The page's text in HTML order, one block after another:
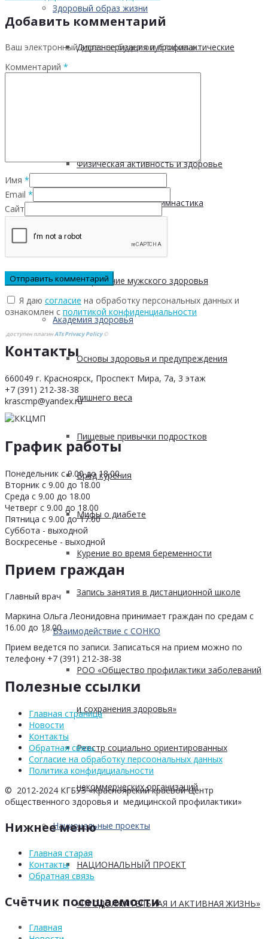
Здоровый образ жизни
Диспансеризация и профилактические
Физическая активность и здоровье
Производственная гимнастика
Стресс и здоровье
Сохранение мужского здоровья
Академия здоровья
Основы здоровья и предупреждения
лишнего веса
Пищевые привычки подростков
Вред курения
Мифы о диабете
Курение во время беременности
Запись занятия в дистанционной школе
Взаимодействие с СОНКО
РОО «Общество профилактики заболеваний
и сохранения здоровья»
Реестр социально ориентированных
некоммерческих организаций
Национальные проекты
НАЦИОНАЛЬНЫЙ ПРОЕКТ
«ПРОДОЛЖИТЕЛЬНАЯ И АКТИВНАЯ ЖИЗНЬ»
Добавить комментарий
Ваш электронный адрес не будет опубликован.
Комментарий *
Имя *
Email *
Сайт
Я даю согласие на обработку персональных данных и
ознакомлен с политикой конфиденциальности
доступен плагинATs Privacy Policy©
Контакты
660049 г. Красноярск, Проспект Мира, 7а, 3 этаж
+7 (391) 212-38-38
krascmp@yandex.ru
График работы
Понедельник с 9.00 до 18.00
Вторник с 9.00 до 18.00
Среда с 9.00 до 18.00
Четверг с 9.00 до 18.00
Пятница с 9.00 до 17.00
Суббота - выходной
Воскресенье - выходной
Прием граждан
Главный врач
Маркина Ольга Леонидовна принимает граждан по средам с
16.00 до 18.00.
Прием ведется по записи. Записаться на прием можно по
телефону +7 (391) 212-38-38
Полезные ссылки
Главная страница
Новости
Контакты
Обратная связь
Согласие на обработку персоональных данных
Политика конфидициальности
© 2012-2024 КГБУЗ «Красноярский краевой Центр
общественного здоровья и медицинской профилактики»
Нижнее меню
Главная старая
Контакты
Обратная связь
Счётчик посещаемости
Главная